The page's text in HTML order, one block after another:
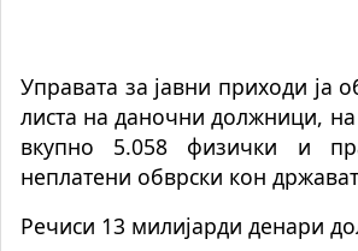
Управата за јавни приходи ја
листа на даночни должници, на
вкупно 5.058 физички и
неплатени обврски кон
Речиси 13 милијарди денари